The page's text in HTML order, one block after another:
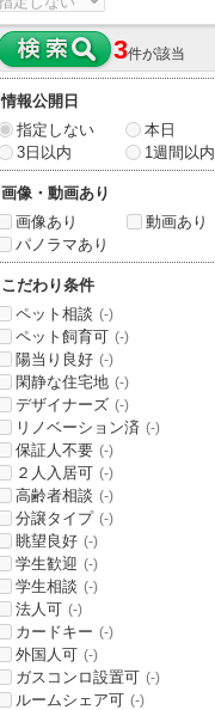
3件が該当
情報公開日
指定しない
本日
3日以内
1週間以内
画像・動画あり
画像あり
動画あり
パノラマあり
こだわり条件
ペット相談 (-)
ペット飼育可 (-)
陽当り良好 (-)
閑静な住宅地 (-)
デザイナーズ (-)
リノベーション済 (-)
保証人不要 (-)
２人入居可 (-)
高齢者相談 (-)
分譲タイプ (-)
眺望良好 (-)
学生歓迎 (-)
学生相談 (-)
法人可 (-)
カードキー (-)
外国人可 (-)
ガスコンロ設置可 (-)
ルームシェア可 (-)